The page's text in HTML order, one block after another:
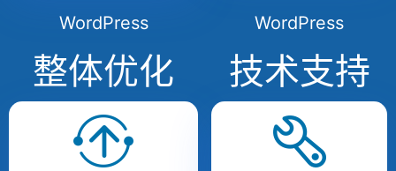
WordPress
整体优化
WordPress
技术支持